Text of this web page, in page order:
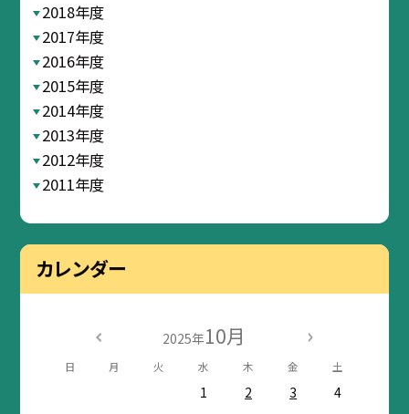
2018年度
2017年度
2016年度
2015年度
2014年度
2013年度
2012年度
2011年度
カレンダー
2025年10月
日 月 火 水 木 金 土
1 2 3
4